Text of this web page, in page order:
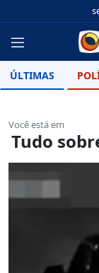
ÚLTIMAS
Você está em
Tudo